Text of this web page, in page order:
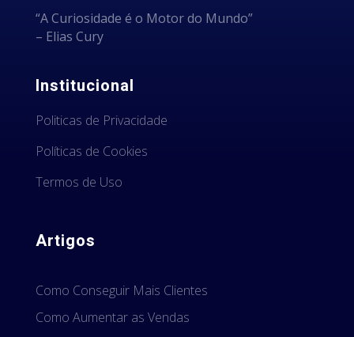
“A Curiosidade é o Motor do Mundo”
– Elias Cury
Institucional
Politicas de Privacidade
Políticas de Cookies
Termos de Uso
Artigos
Como Conseguir Mais Clientes
Como Aumentar as Vendas